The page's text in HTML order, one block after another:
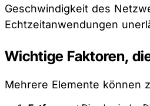
Geschwindigkeit des
Echtzeitanwendungen
Wichtige Faktoren,
Mehrere Elemente können